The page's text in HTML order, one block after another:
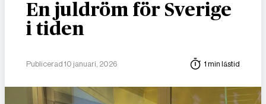
En juldröm för Sverige
i tiden
Publicerad 10 januari, 2026 1 min lästid